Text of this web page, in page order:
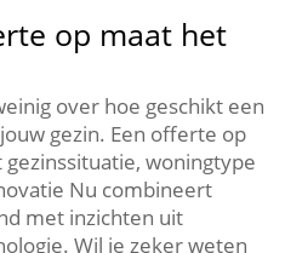
op maat het
over hoe geschikt een
gezin.​ Een offerte op
woningtype
Nu combineert
met inzichten uit
Wil je zeker weten